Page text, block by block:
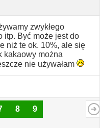
zwykłego
itp. Być może jest do
niż te ok. 10%, ale się
kakaowy można
nie używałam
8 9